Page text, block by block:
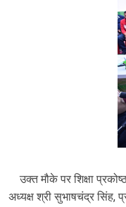
उक्त मौके पर शिक्षा
अध्यक्ष श्री सुभाषचंद्र सिंह,